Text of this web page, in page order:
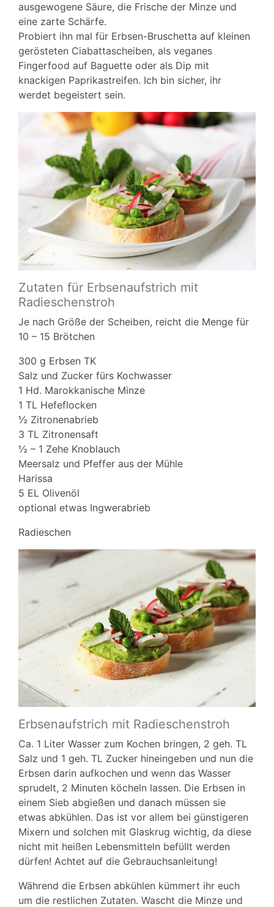
ausgewogene Säure, die Frische der Minze und
eine zarte Schärfe.
Probiert ihn mal für Erbsen-Bruschetta auf kleinen
gerösteten Ciabattascheiben, als veganes
Fingerfood auf Baguette oder als Dip mit
knackigen Paprikastreifen. Ich bin sicher, ihr
werdet begeistert sein.
Zutaten für Erbsenaufstrich mit
Radieschenstroh
Je nach Größe der Scheiben, reicht die Menge für
10 – 15 Brötchen
300 g Erbsen TK
Salz und Zucker fürs Kochwasser
1 Hd. Marokkanische Minze
1 TL Hefeflocken
½ Zitronenabrieb
3 TL Zitronensaft
½ – 1 Zehe Knoblauch
Meersalz und Pfeffer aus der Mühle
Harissa
5 EL Olivenöl
optional etwas Ingwerabrieb
Radieschen
Erbsenaufstrich mit Radieschenstroh
Ca. 1 Liter Wasser zum Kochen bringen, 2 geh. TL
Salz und 1 geh. TL Zucker hineingeben und nun die
Erbsen darin aufkochen und wenn das Wasser
sprudelt, 2 Minuten köcheln lassen. Die Erbsen in
einem Sieb abgießen und danach müssen sie
etwas abkühlen. Das ist vor allem bei günstigeren
Mixern und solchen mit Glaskrug wichtig, da diese
nicht mit heißen Lebensmitteln befüllt werden
dürfen! Achtet auf die Gebrauchsanleitung!
Während die Erbsen abkühlen kümmert ihr euch
um die restlichen Zutaten. Wascht die Minze und